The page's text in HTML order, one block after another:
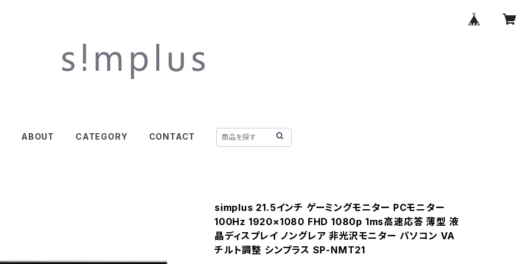
ABOUT CATEGORY CONTACT
simplus 21.5インチ ゲーミングモニター PCモニター
100Hz 1920×1080 FHD 1080p 1ms高速応答 薄型 液
晶ディスプレイ ノングレア 非光沢モニター パソコン VA
チルト調整 シンプラス SP-NMT21